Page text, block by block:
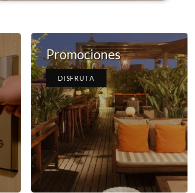
Promociones
DISFRUTA